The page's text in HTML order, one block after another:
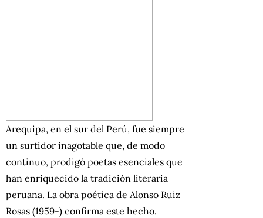
Arequipa, en el sur del Perú, fue siempre
un surtidor inagotable que, de modo
continuo, prodigó poetas esenciales que
han enriquecido la tradición literaria
peruana. La obra poética de Alonso Ruiz
Rosas (1959-) confirma este hecho.